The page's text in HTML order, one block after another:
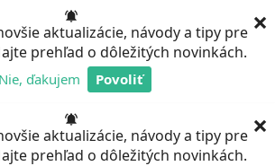
aktualizácie, návody a tipy pre
prehľad o dôležitých novinkách.
Nie, ďakujem Povoliť
×
aktualizácie, návody a tipy pre
prehľad o dôležitých novinkách.
×